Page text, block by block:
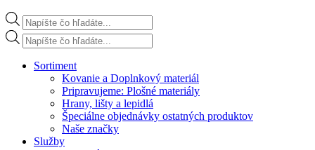
Products search
Products search
Sortiment
Kovanie a Doplnkový materiál
Pripravujeme: Plošné materiály
Hrany, lišty a lepidlá
Špeciálne objednávky ostatných produktov
Naše značky
Služby